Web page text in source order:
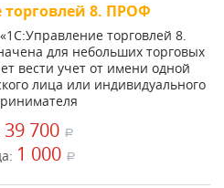
торговлей 8. ПРОФ
торговлей 8.
для небольших торговых
вести учет от имени одной
лица или индивидуального
39 700 a
1 000 a